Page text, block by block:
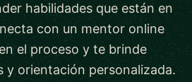
habilidades que están en
con un mentor online
el proceso y te brinde
y orientación personalizada.